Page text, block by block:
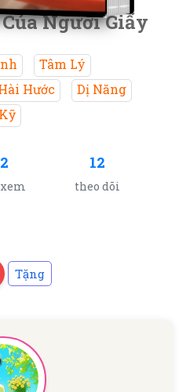
Người Giấy
Tâm Lý
Hước
Dị Năng
12
theo dõi
Tặng